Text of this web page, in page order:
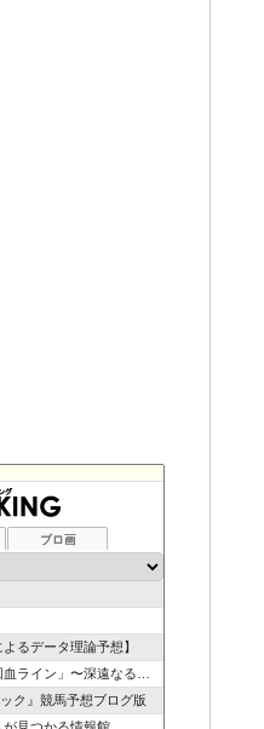
ブロ画
るデータ理論予想】
ン」〜深遠なる血の連鎖〜
ク』競馬予想ブログ版